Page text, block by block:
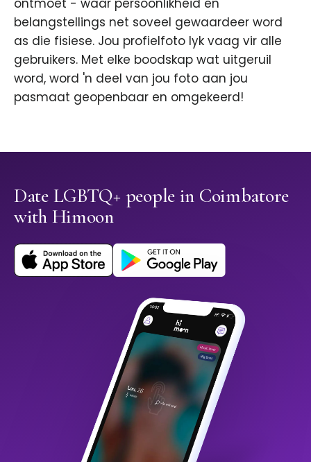
ontmoet - waar persoonlikheid en
belangstellings net soveel gewaardeer word
as die fisiese. Jou profielfoto lyk vaag vir alle
gebruikers. Met elke boodskap wat uitgeruil
word, word 'n deel van jou foto aan jou
pasmaat geopenbaar en omgekeerd!
Date LGBTQ+ people in Coimbatore
with Himoon